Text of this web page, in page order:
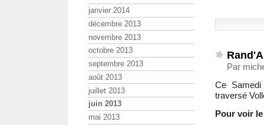
Par
Ce
traversé
Pour voir
janvier 2014
décembre 2013
novembre 2013
octobre 2013
septembre 2013
août 2013
juillet 2013
juin 2013
mai 2013